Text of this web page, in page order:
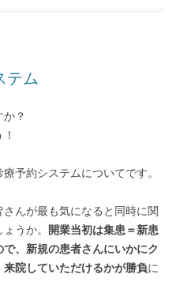
テム
？
予約システムについてです。
んが最も気になると同時に関
うか。 開業当初は集患＝新患
、新規の患者さんにいかにク
院していただけるかが勝負に